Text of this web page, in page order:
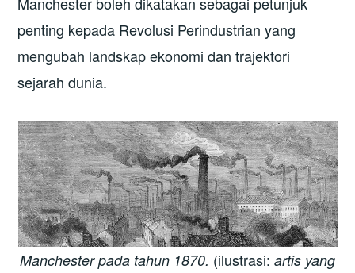
penting kepada Revolusi Perindustrian yang
mengubah landskap ekonomi dan trajektori
sejarah dunia.
Manchester pada tahun 1870. (ilustrasi: artis yang